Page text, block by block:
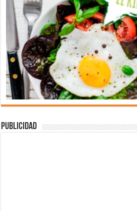
Publicidad